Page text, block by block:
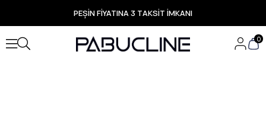
PEŞİN FİYATINA 3 TAKSİT İMKANI
TÜM ÜRÜNLERDE ÜCRETSİZ KARGO
Yeni Sezon Ürünlerde Özel Fırsatlar
Seçili Ürünlerde Hızlı Teslimat
0